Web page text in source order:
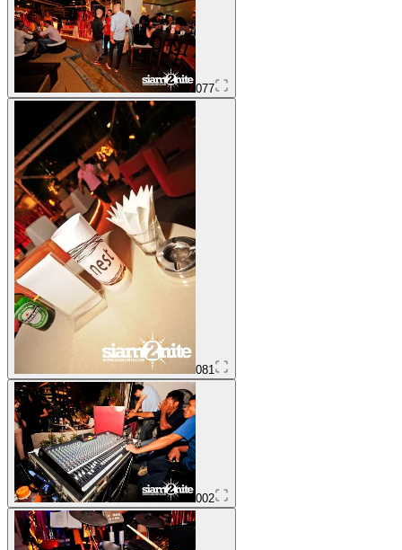
077
081
002